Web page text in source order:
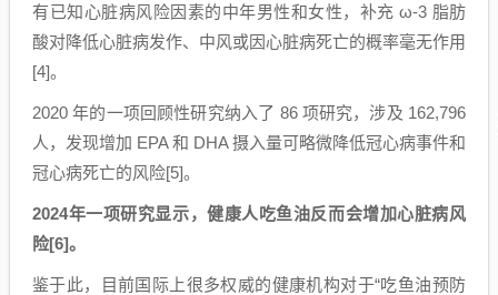
有已知心脏病风险因素的中年男性和女性，补充 ω-3 脂肪
酸对降低心脏病发作、中风或因心脏病死亡的概率毫无作用
[4]。
2020 年的一项回顾性研究纳入了 86 项研究，涉及 162,796
人，发现增加 EPA 和 DHA 摄入量可略微降低冠心病事件和
冠心病死亡的风险[5]。
2024年一项研究显示，健康人吃鱼油反而会增加心脏病风
险[6]。
鉴于此，目前国际上很多权威的健康机构对于“吃鱼油预防